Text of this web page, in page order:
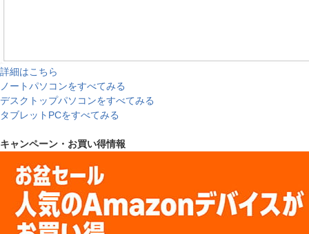
詳細はこちら
ノートパソコンをすべてみる
デスクトップパソコンをすべてみる
タブレットPCをすべてみる
キャンペーン・お買い得情報